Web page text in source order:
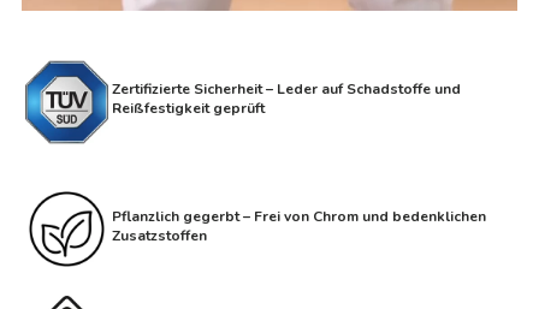
Zertifizierte Sicherheit – Leder auf Schadstoffe und
Reißfestigkeit geprüft
Pflanzlich gegerbt – Frei von Chrom und bedenklichen
Zusatzstoffen